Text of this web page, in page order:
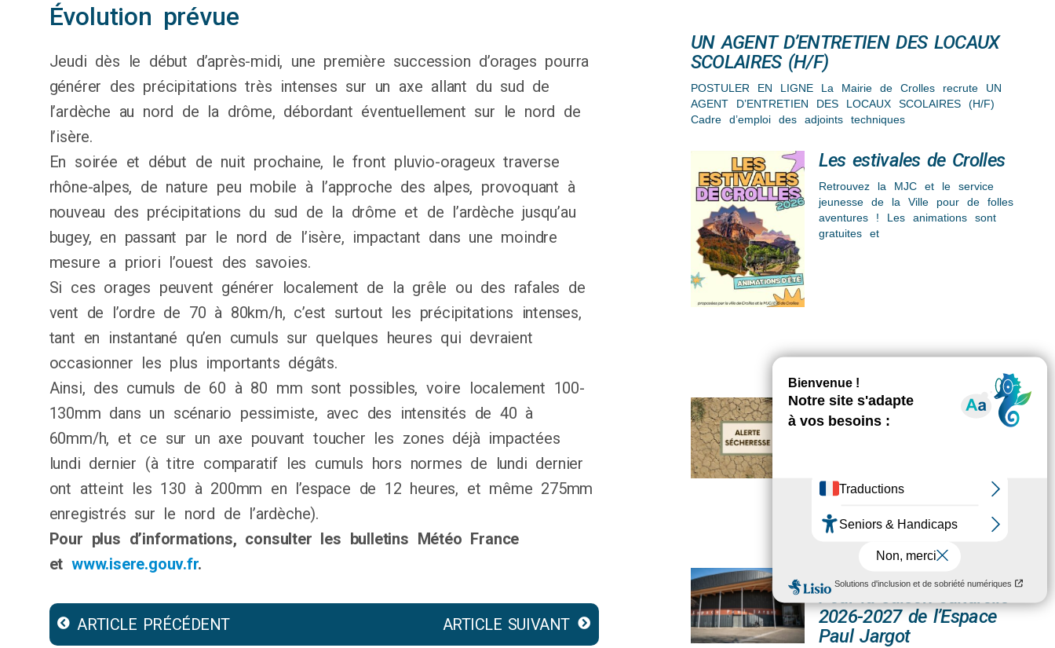
Évolution prévue
Jeudi dès le début d’après-midi, une première succession d’orages pourra
générer des précipitations très intenses sur un axe allant du sud de
l’ardèche au nord de la drôme, débordant éventuellement sur le nord de
l’isère.
En soirée et début de nuit prochaine, le front pluvio-orageux traverse
rhône-alpes, de nature peu mobile à l’approche des alpes, provoquant à
nouveau des précipitations du sud de la drôme et de l’ardèche jusqu’au
bugey, en passant par le nord de l’isère, impactant dans une moindre
mesure a priori l’ouest des savoies.
Si ces orages peuvent générer localement de la grêle ou des rafales de
vent de l’ordre de 70 à 80km/h, c’est surtout les précipitations intenses,
tant en instantané qu’en cumuls sur quelques heures qui devraient
occasionner les plus importants dégâts.
Ainsi, des cumuls de 60 à 80 mm sont possibles, voire localement 100-
130mm dans un scénario pessimiste, avec des intensités de 40 à
60mm/h, et ce sur un axe pouvant toucher les zones déjà impactées
lundi dernier (à titre comparatif les cumuls hors normes de lundi dernier
ont atteint les 130 à 200mm en l’espace de 12 heures, et même 275mm
enregistrés sur le nord de l’ardèche).
Pour plus d’informations, consulter les bulletins Météo France
etwww.isere.gouv.fr.
ARTICLE PRÉCÉDENT ARTICLE SUIVANT
UN AGENT D’ENTRETIEN DES LOCAUX
SCOLAIRES (H/F)
POSTULER EN LIGNE La Mairie de Crolles recrute UN
AGENT D’ENTRETIEN DES LOCAUX SCOLAIRES (H/F)
Cadre d’emploi des adjoints techniques
Les estivales de Crolles
Retrouvez la MJC et le service
jeunesse de la Ville pour de folles
aventures ! Les animations sont
gratuites et
Sécheresse
niveau d’alerte, des restrictions pour
Des vacataires (H/F)
Pour la saison culturelle
2026-2027 de l’Espace
Paul Jargot